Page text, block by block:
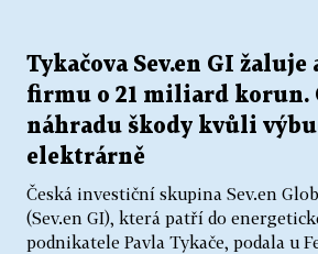
Tykačova Sev.en GI
firmu o 21 miliard korun.
náhradu škody kvůli
elektrárně
Česká investiční skupina Sev.en
(Sev.en GI), která patří do
podnikatele Pavla Tykače, podala u